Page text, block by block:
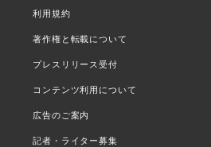
利用規約
著作権と転載について
プレスリリース受付
コンテンツ利用について
広告のご案内
記者・ライター募集